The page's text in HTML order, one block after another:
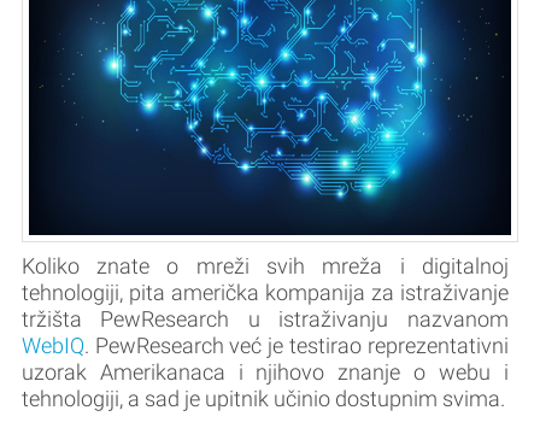
Koliko znate o mreži svih mreža i digitalnoj
tehnologiji, pita američka kompanija za istraživanje
tržišta PewResearch u istraživanju nazvanom
WebIQ. PewResearch već je testirao reprezentativni
uzorak Amerikanaca i njihovo znanje o webu i
tehnologiji, a sad je upitnik učinio dostupnim svima.